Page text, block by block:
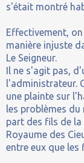
s'était montré
Effectivement,
manière injuste
Le Seigneur.
Il ne s'agit pas,
l'administrateur.
une plainte sur
les problèmes
part des fils de
Royaume des
entre eux que les